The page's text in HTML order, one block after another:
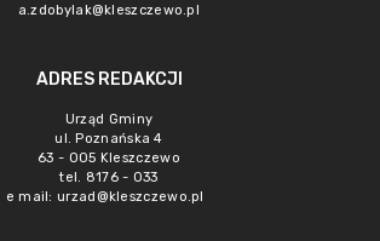
a.zdobylak@kleszczewo.pl
ADRES REDAKCJI
Urząd Gminy
ul. Poznańska 4
63 - 005 Kleszczewo
tel. 8176 - 033
e mail: urzad@kleszczewo.pl